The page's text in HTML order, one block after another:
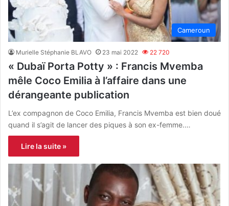
Cameroun
Murielle Stéphanie BLAVO 23 mai 2022 22 720
« Dubaï Porta Potty » : Francis Mvemba
mêle Coco Emilia à l’affaire dans une
dérangeante publication
L’ex compagnon de Coco Emilia, Francis Mvemba est bien doué
quand il s’agit de lancer des piques à son ex-femme.…
Lire la suite »